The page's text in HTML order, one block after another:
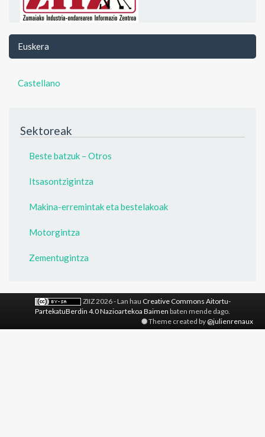
Euskera
Castellano
Sektoreak
Beste batzuk – Otros
Itsasontzigintza
Makina-erremintak eta bestelakoak
Motorgintza
Zementugintza
ZIIZ 2026 - Lan hau Creative Commons Aitortu-
PartekatuBerdin 4.0 Nazioartekoa Baimen baten mende dago.
Theme created by @julienrenaux